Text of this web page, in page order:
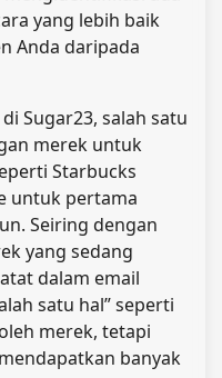
yang lebih baik
Anda daripada
Sugar23, salah satu
merek untuk
Starbucks
untuk pertama
Seiring dengan
yang sedang
dalam email
satu hal” seperti
merek, tetapi
banyak